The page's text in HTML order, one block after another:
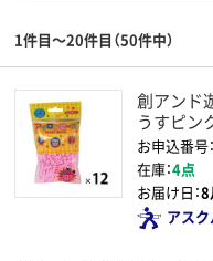
1件目～20件目（50件中）
創アンド
うすピン
お申込番号
在庫：4点
お届け日：8
アス